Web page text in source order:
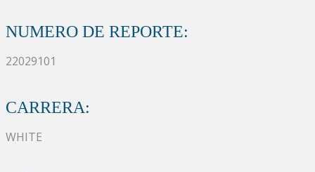
NUMERO DE REPORTE:
22029101
CARRERA:
WHITE